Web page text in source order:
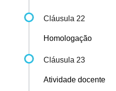
Cláusula 22
Homologação
Cláusula 23
Atividade docente